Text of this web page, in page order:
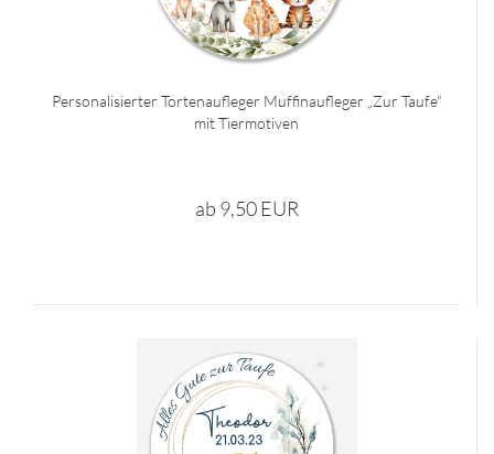
Personalisierter Tortenaufleger Muffinaufleger „Zur Taufe“
mit Tiermotiven
ab 9,50 EUR